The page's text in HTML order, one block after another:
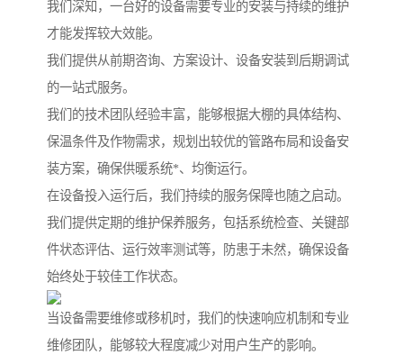
我们深知，一台好的设备需要专业的安装与持续的维护
才能发挥较大效能。
我们提供从前期咨询、方案设计、设备安装到后期调试
的一站式服务。
我们的技术团队经验丰富，能够根据大棚的具体结构、
保温条件及作物需求，规划出较优的管路布局和设备安
装方案，确保供暖系统*、均衡运行。
在设备投入运行后，我们持续的服务保障也随之启动。
我们提供定期的维护保养服务，包括系统检查、关键部
件状态评估、运行效率测试等，防患于未然，确保设备
始终处于较佳工作状态。
当设备需要维修或移机时，我们的快速响应机制和专业
维修团队，能够较大程度减少对用户生产的影响。